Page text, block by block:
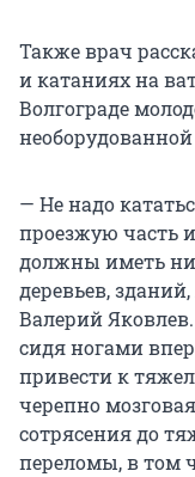
Также врач
и катаниях на
Волгограде
— Не надо
проезжую часть
должны иметь
деревьев,
Валерий
сидя ногами
привести к
черепно
сотрясения до
переломы, в том